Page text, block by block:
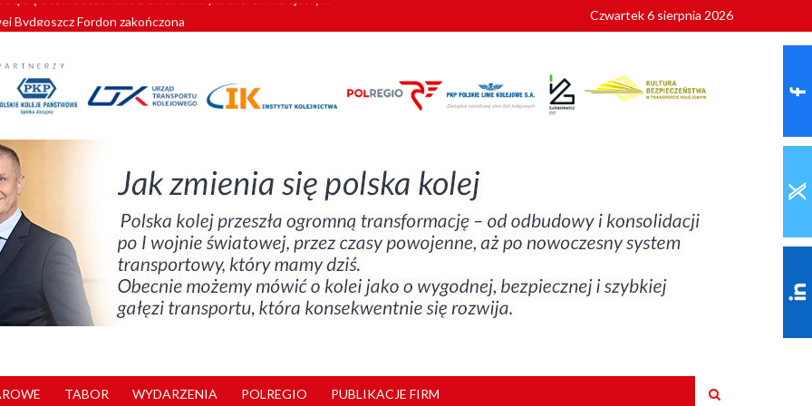
Bydgoszcz Fordon zakończona
pociągi od PESA. Sześć nowoczesnych ELF-ów wyjedzie na tory w 2029 roku
GySEV gotowe
się doświadczeniami z ukraińskim partnerem kolejowym
Czwartek 6 sierpnia 2026
TABOR WYDARZENIA POLREGIO PUBLIKACJE FIRM